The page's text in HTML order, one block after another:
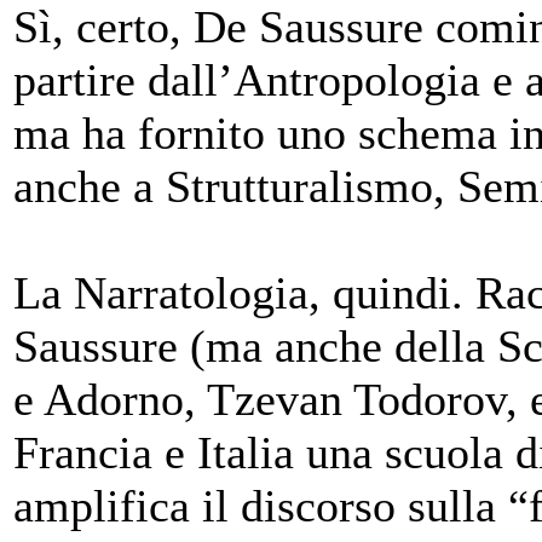
Sì, certo, De Saussure
partire dall’Antropologia e
ma ha fornito uno schema
anche a Strutturalismo,
La Narratologia, quindi.
Saussure (ma anche della
e Adorno, Tzevan
Francia e Italia una scuola
amplifica il discorso sulla